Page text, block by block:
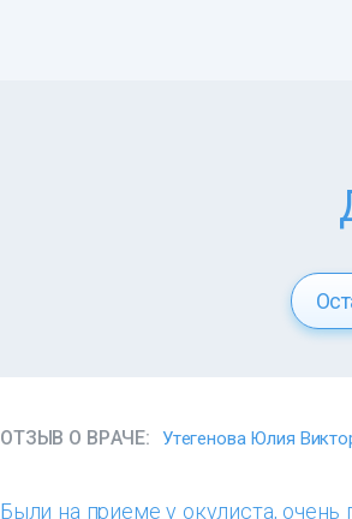
ОТЗЫВ О ВРАЧЕ: Утегенова Юлия
Были на приеме у окулиста,